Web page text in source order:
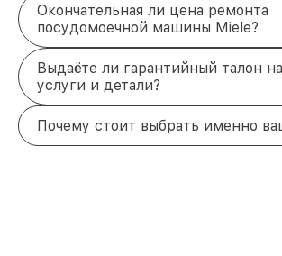
Окончательная ли цена ремонта
посудомоечной машины Miele?
Выдаёте ли гарантийный талон
услуги и детали?
Почему стоит выбрать именно